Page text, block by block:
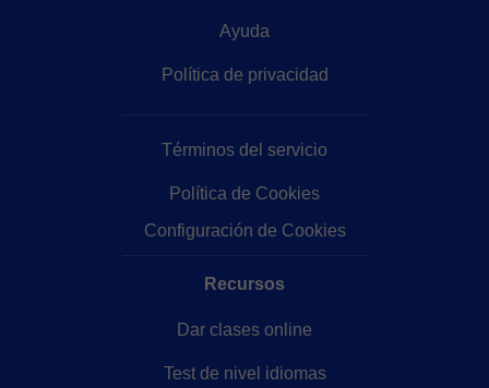
Ayuda
Política de privacidad
Términos del servicio
Política de Cookies
Configuración de Cookies
Recursos
Dar clases online
Test de nivel idiomas